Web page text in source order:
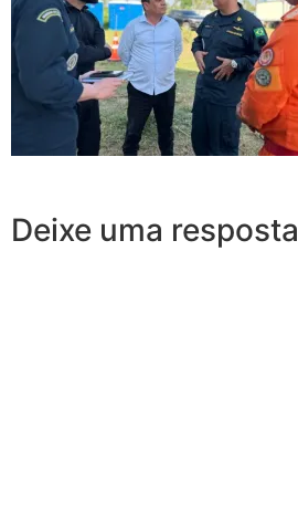
Deixe uma resposta